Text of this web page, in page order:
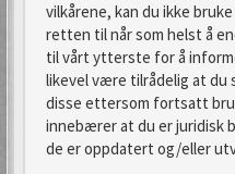
vilkårene, kan du ikke
retten til når som helst å
til vårt ytterste for å
likevel være tilrådelig at du
disse ettersom fortsatt
innebærer at du er juridisk
de er oppdatert og/eller